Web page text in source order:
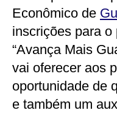
Econômico de
inscrições para o
“Avança Mais
vai oferecer aos
oportunidade de
e também um